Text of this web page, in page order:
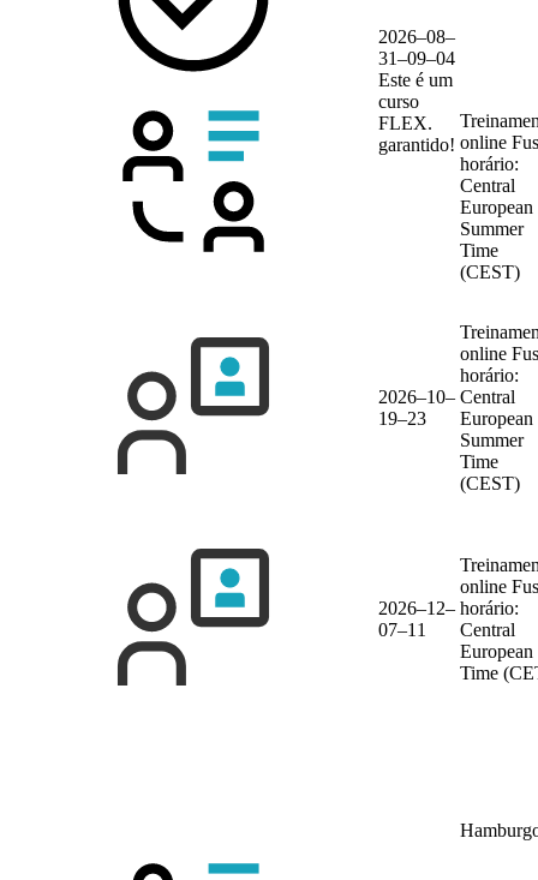
2026–08–
31–09–04
Este é um
curso
FLEX.
garantido! online
horário:
Central
European
Summer
Time
(CEST)
2026–10–
19–23
online
horário:
Central
European
Summer
Time
(CEST)
2026–12–
07–11
online
horário:
Central
European
Time